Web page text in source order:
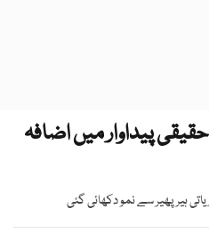
پیداوار میں اضافہ
ہیر پھیر سے نمو دکھائی گئی